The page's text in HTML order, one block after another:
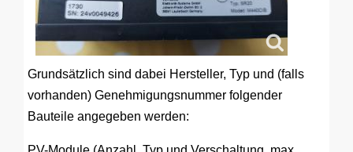
Grundsätzlich sind dabei Hersteller, Typ und (falls
vorhanden) Genehmigungsnummer folgender
Bauteile angegeben werden: